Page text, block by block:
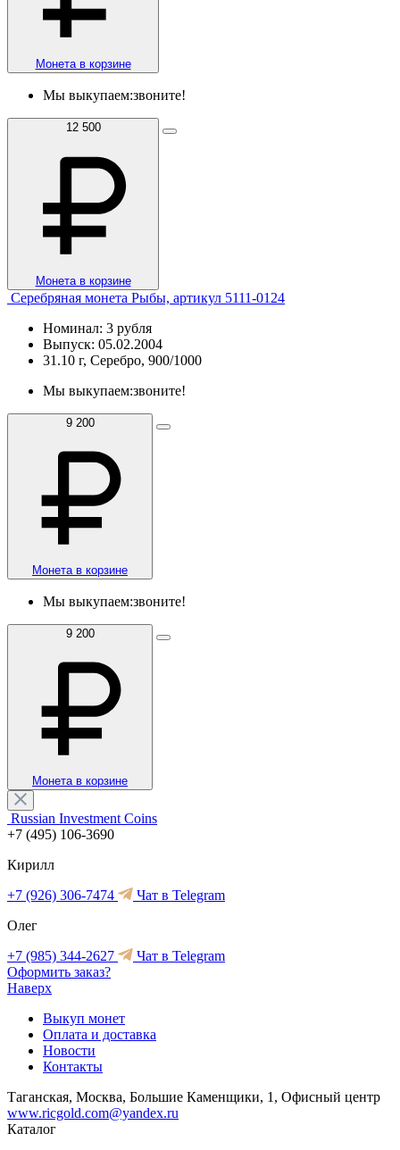
Монета в корзине
Мы выкупаем:звоните!
12 500
Монета в корзине
Серебряная монета Рыбы, артикул 5111-0124
Номинал: 3 рубля
Выпуск: 05.02.2004
31.10 г, Серебро, 900/1000
Мы выкупаем:звоните!
9 200
Монета в корзине
Мы выкупаем:звоните!
9 200
Монета в корзине
Russian Investment Coins
+7 (495) 106-3690
Кирилл
+7 (926) 306-7474
Чат в Telegram
Олег
+7 (985) 344-2627
Чат в Telegram
Оформить заказ?
Наверх
Выкуп монет
Оплата и доставка
Новости
Контакты
Таганская, Москва, Большие Каменщики, 1, Офисный центр
www.ricgold.com@yandex.ru
Каталог